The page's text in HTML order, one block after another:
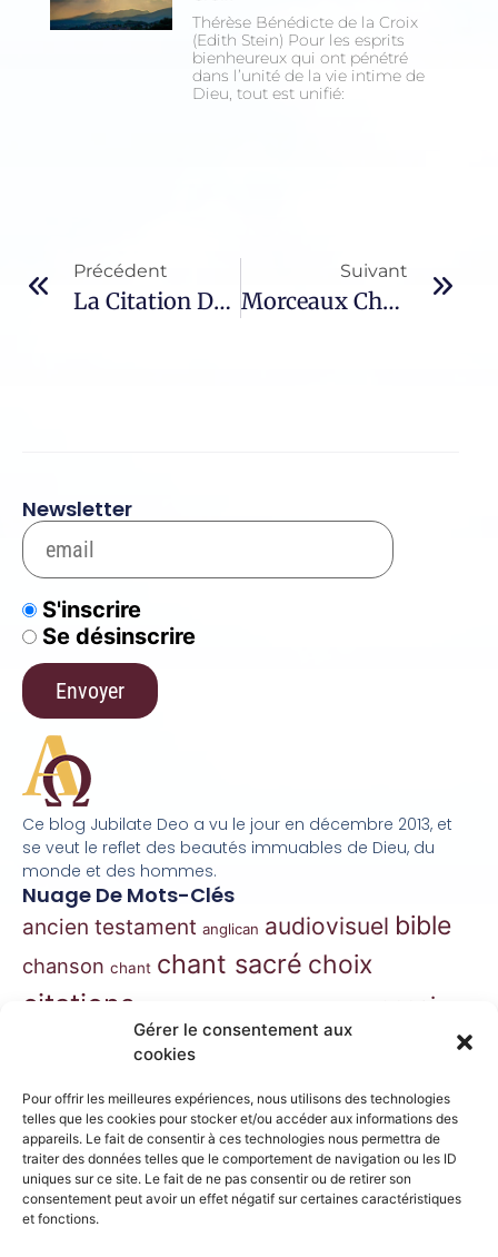
Gérer le consentement aux
cookies
Pour offrir les meilleures expériences, nous utilisons des technologies
telles que les cookies pour stocker et/ou accéder aux informations des
appareils. Le fait de consentir à ces technologies nous permettra de
traiter des données telles que le comportement de navigation ou les ID
uniques sur ce site. Le fait de ne pas consentir ou de retirer son
consentement peut avoir un effet négatif sur certaines caractéristiques
et fonctions.
Thérèse Bénédicte de la Croix
(Edith Stein) Pour les esprits
bienheureux qui ont pénétré
dans l’unité de la vie intime de
Dieu, tout est unifié:
Précédent
La Citation Du Jour – 50 / Jean-Marie Vianney
Suivant
Morceaux Choisis – 1145 / Pape François
Ce blog Jubilate Deo a vu le jour en décembre 2013, et
se veut le reflet des beautés immuables de Dieu, du
monde et des hommes.
Nuage De Mots-Clés
ancien testament anglican audiovisuel bible
chanson chant chant sacré choix
citations essai
gospel grégorien
jésus liturgie liturgie orthodoxe marie
morceaux choisismusique
musique classique musique de film nouveau
testament nouvelles orthodoxe philosophie
Newsletter
S'inscrire
Se désinscrire